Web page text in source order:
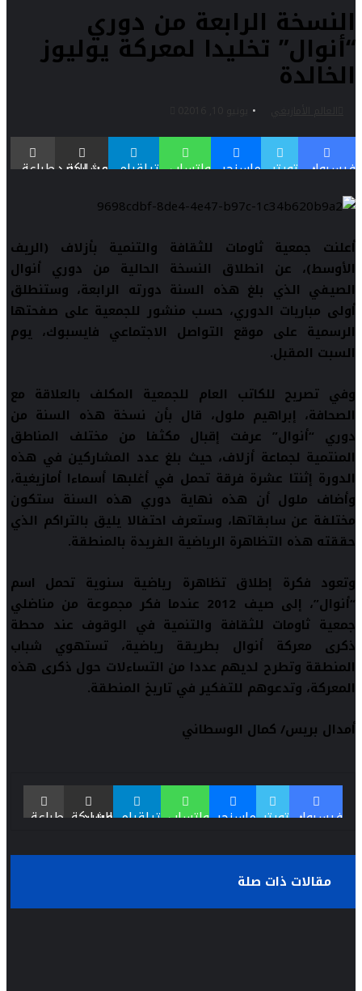
النسخة الرابعة من دوري
“أنوال” تخليدا لمعركة يوليوز
الخالدة
فيسبوك تويتر ماسنجر واتساب تيلقرام مشاركة عبر البريدطباعة
أعلنت جمعية ثاومات للثقافة والتنمية بأزلاف (الريف
الأوسط)، عن انطلاق النسخة الحالية من دوري أنوال
الصيفي الذي بلغ هذه السنة دورته الرابعة، وستنطلق
أولى مباريات الدوري، حسب منشور للجمعية على صفحتها
الرسمية على موقع التواصل الاجتماعي فايسبوك، يوم
السبت المقبل.
وفي تصريح للكاتب العام للجمعية المكلف بالعلاقة مع
الصحافة، إبراهيم ملول، قال بأن نسخة هذه السنة من
دوري “أنوال” عرفت إقبال مكثفا من مختلف المناطق
المنتمية لجماعة أزلاف، حيث بلغ عدد المشاركين في هذه
الدورة إثنتا عشرة فرقة تحمل في أغلبها أسماءا أمازيغية،
وأضاف ملول أن هذه نهاية دوري هذه السنة ستكون
مختلفة عن سابقاتها، وستعرف احتفالا يليق بالتراكم الذي
حققته هذه التظاهرة الرياضية الفريدة بالمنطقة.
وتعود فكرة إطلاق تظاهرة رياضية سنوية تحمل اسم
“أنوال”، إلى صيف 2012 عندما فكر مجموعة من مناضلي
جمعية ثاومات للثقافة والتنمية في الوقوف عند محطة
ذكرى معركة أنوال بطريقة رياضية، تستهوي شباب
المنطقة وتطرح لديهم عددا من التساءلات حول ذكرى هذه
المعركة، وتدعوهم للتفكير في تاريخ المنطقة.
أمدال بريس/ كمال الوسطاني
فيسبوك تويتر ماسنجر واتساب تيلقرام مشاركة عبر البريد طباعة
مقالات ذات صلة